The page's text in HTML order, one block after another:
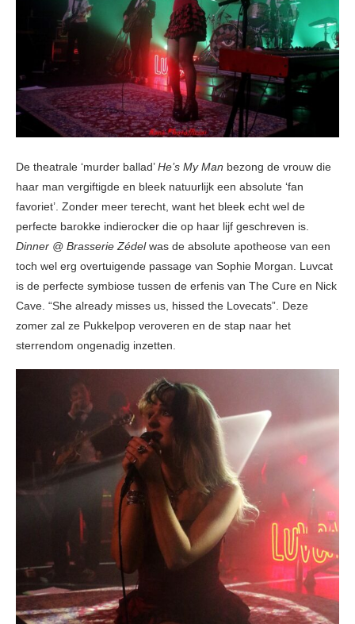
De theatrale ‘murder ballad’He’s My Man bezong de vrouw die
haar man vergiftigde en bleek natuurlijk een absolute ‘fan
favoriet’. Zonder meer terecht, want het bleek echt wel de
perfecte barokke indierocker die op haar lijf geschreven is.
Dinner @ Brasserie Zédelwas de absolute apotheose van een
toch wel erg overtuigende passage van Sophie Morgan. Luvcat
is de perfecte symbiose tussen de erfenis van The Cure en Nick
Cave. “She already misses us, hissed the Lovecats”. Deze
zomer zal ze Pukkelpop veroveren en de stap naar het
sterrendom ongenadig inzetten.